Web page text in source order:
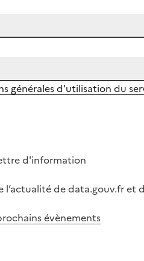
générales d'utilisation du
d'information
l’actualité de data.gouv.fr
évènements